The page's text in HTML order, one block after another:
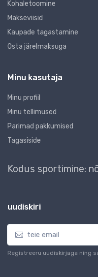
Kohaletoomine
Makseviisid
Kaupade tagastamine
Osta järelmaksuga
Minu kasutaja
Minu profiil
Minu tellimused
Parimad pakkumised
Tagasiside
Kodus sportimine:
uudiskiri
Registreeru uudiskirjaga ning